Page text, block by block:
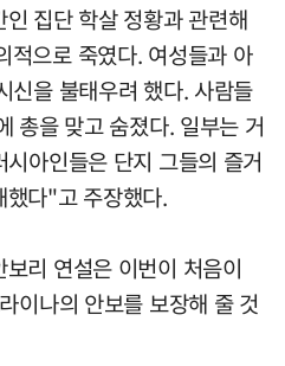
집단 학살 정황과 관련해
적으로 죽였다. 여성들과 아
신을 불태우려 했다. 사람들
총을 맞고 숨졌다. 일부는 거
아인들은 단지 그들의 즐거
했다"고 주장했다.
리 연설은 이번이 처음이
이나의 안보를 보장해 줄 것